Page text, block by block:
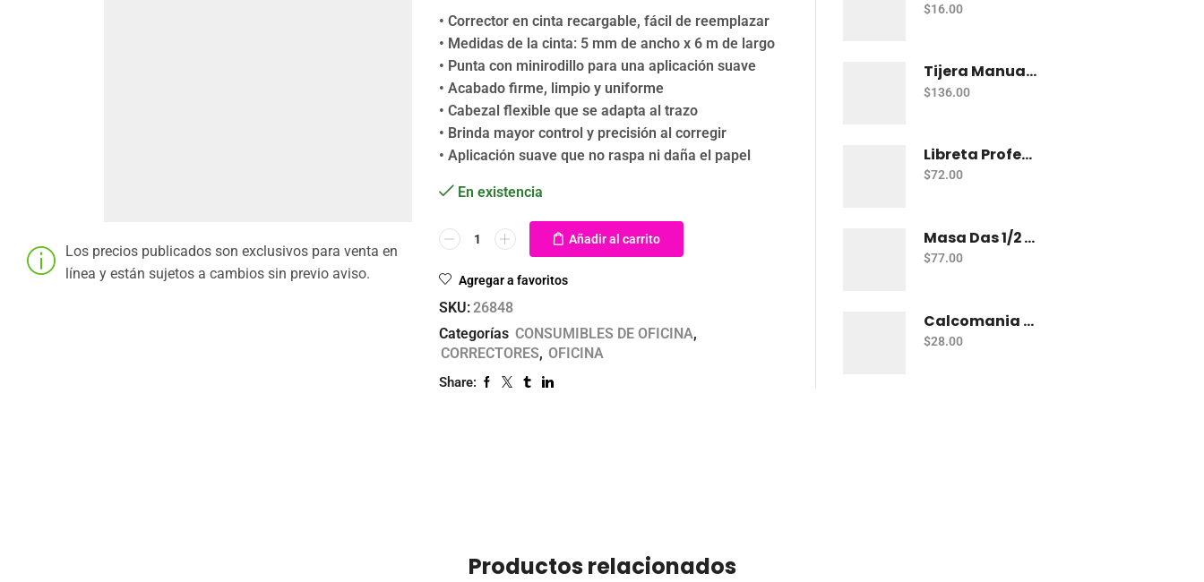
Los precios publicados son exclusivos para venta en
línea y están sujetos a cambios sin previo aviso.
• Corrector en cinta recargable, fácil de reemplazar
• Medidas de la cinta: 5 mm de ancho x 6 m de largo
• Punta con minirodillo para una aplicación suave
• Acabado firme, limpio y uniforme
• Cabezal flexible que se adapta al trazo
• Brinda mayor control y precisión al corregir
• Aplicación suave que no raspa ni daña el papel
En existencia
Añadir al carrito
Agregar a favoritos
SKU:26848
Categorías CONSUMIBLES DE OFICINA,
CORRECTORES, OFICINA
Share:
$16.00
Tijera Manualidades Pascua P/Foamy Ondas
$136.00
Libreta Profesional De Espiral Norma Color 100 H Bco
$72.00
Masa Das 1/2 Kg Blanca
$77.00
Calcomania Barrilito Foamy Dinosaurios
$28.00
Productos relacionados